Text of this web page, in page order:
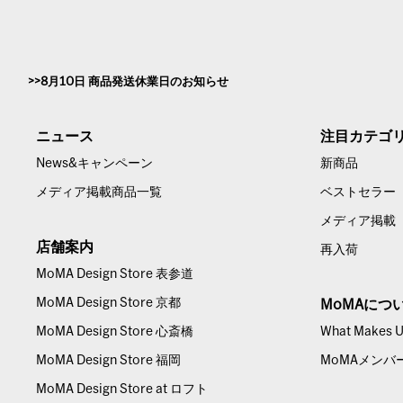
8月10日 商品発送休業日のお知らせ
ニュース
News&キャンペーン
メディア掲載商品一覧
店舗案内
MoMA Design Store 表参道
MoMA Design Store 京都
MoMA Design Store 心斎橋
MoMA Design Store 福岡
MoMA Design Store at ロフト
注目カテゴ
新商品
ベストセラー
メディア掲載
再入荷
MoMAにつ
What Makes
MoMAメンバ